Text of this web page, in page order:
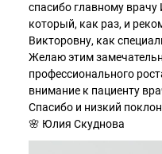
спасибо главному
который, как раз, и
Викторовну, как
Желаю этим
профессионального
внимание к пациенту
Спасибо и низкий
🌸 Юлия Скуднова